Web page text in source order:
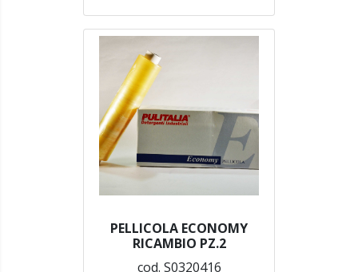
PELLICOLA ECONOMY
RICAMBIO PZ.2
cod. S0320416